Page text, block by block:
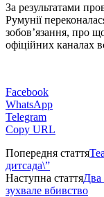
За результатами
Румунії
зобов’язання, про
офіційних каналах
Facebook
WhatsApp
Telegram
Copy URL
Попередня стаття
дитсада\”
Наступна статтяДва
зухвале вбивство